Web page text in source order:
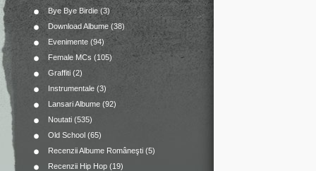
Bye Bye Birdie(3)
Download Albume (38)
Evenimente (94)
Female MCs (105)
Graffiti (2)
Instrumentale (3)
Lansari Albume (92)
Noutati (535)
Old School (65)
Recenzii Albume Româneşti (5)
Recenzii Hip Hop (19)